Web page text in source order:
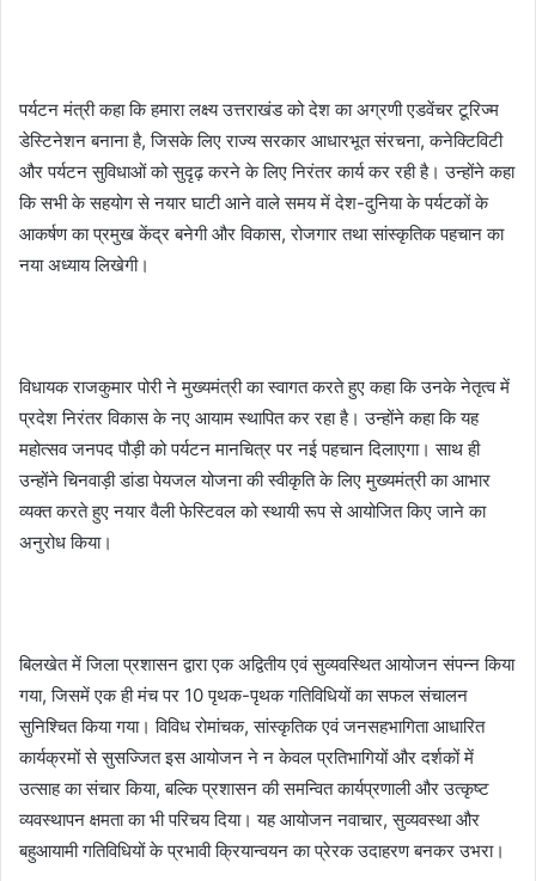
पर्यटन मंत्री कहा कि हमारा लक्ष्य उत्तराखंड को देश का अग्रणी एडवेंचर टूरिज्म
डेस्टिनेशन बनाना है, जिसके लिए राज्य सरकार आधारभूत संरचना, कनेक्टिविटी
और पर्यटन सुविधाओं को सुदृढ़ करने के लिए निरंतर कार्य कर रही है। उन्होंने कहा
कि सभी के सहयोग से नयार घाटी आने वाले समय में देश-दुनिया के पर्यटकों के
आकर्षण का प्रमुख केंद्र बनेगी और विकास, रोजगार तथा सांस्कृतिक पहचान का
नया अध्याय लिखेगी।
विधायक राजकुमार पोरी ने मुख्यमंत्री का स्वागत करते हुए कहा कि उनके नेतृत्व में
प्रदेश निरंतर विकास के नए आयाम स्थापित कर रहा है। उन्होंने कहा कि यह
महोत्सव जनपद पौड़ी को पर्यटन मानचित्र पर नई पहचान दिलाएगा। साथ ही
उन्होंने चिनवाड़ी डांडा पेयजल योजना की स्वीकृति के लिए मुख्यमंत्री का आभार
व्यक्त करते हुए नयार वैली फेस्टिवल को स्थायी रूप से आयोजित किए जाने का
अनुरोध किया।
बिलखेत में जिला प्रशासन द्वारा एक अद्वितीय एवं सुव्यवस्थित आयोजन संपन्न किया
गया, जिसमें एक ही मंच पर 10 पृथक-पृथक गतिविधियों का सफल संचालन
सुनिश्चित किया गया। विविध रोमांचक, सांस्कृतिक एवं जनसहभागिता आधारित
कार्यक्रमों से सुसज्जित इस आयोजन ने न केवल प्रतिभागियों और दर्शकों में
उत्साह का संचार किया, बल्कि प्रशासन की समन्वित कार्यप्रणाली और उत्कृष्ट
व्यवस्थापन क्षमता का भी परिचय दिया। यह आयोजन नवाचार, सुव्यवस्था और
बहुआयामी गतिविधियों के प्रभावी क्रियान्वयन का प्रेरक उदाहरण बनकर उभरा।